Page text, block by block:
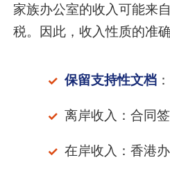
家族办公室的收入可能来
税。因此，收入性质的
保留支持性文档：
离岸收入：合同
在岸收入：香港